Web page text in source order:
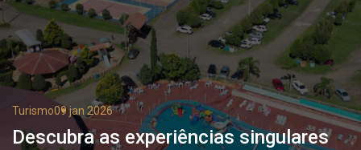
Turismo09 jan 2026
Descubra as experiências singulares